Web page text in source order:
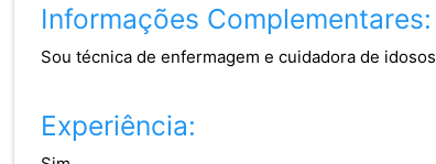
Informações Complementares:
Sou técnica de enfermagem e cuidadora de idosos
Experiência: